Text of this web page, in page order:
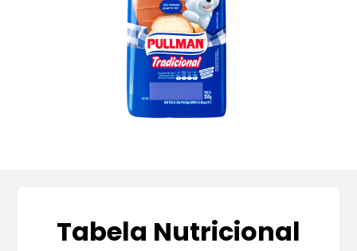
Tabela Nutricional